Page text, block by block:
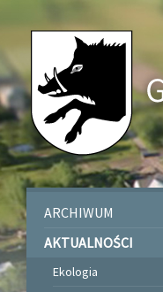
ARCHIWUM
AKTUALNOŚCI
Ekologia